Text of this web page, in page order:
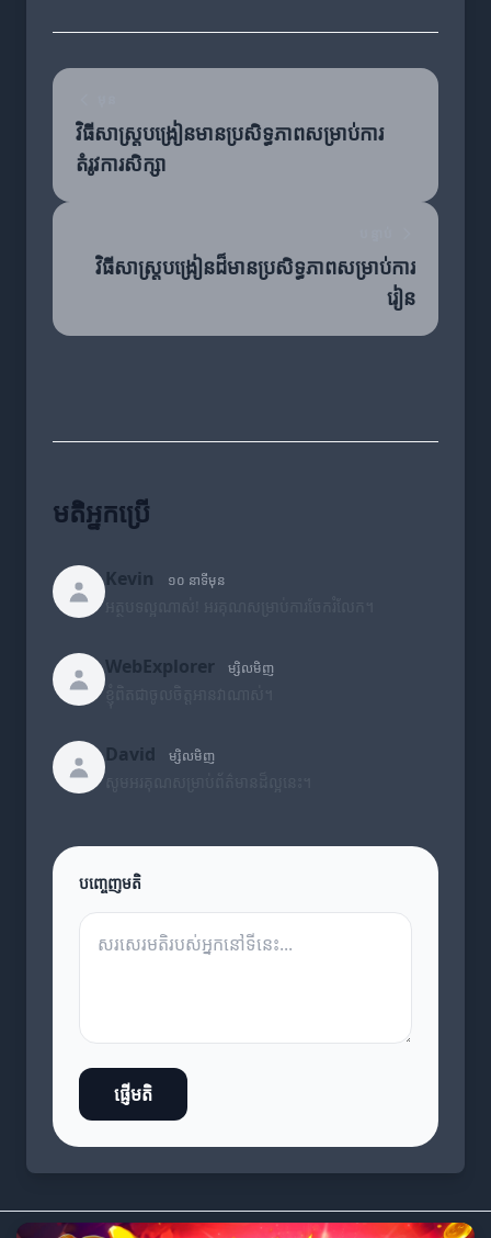
វិធីសាស្ត្របង្រៀនមានប្រសិទ្ធភាពសម្រាប់ការ
តំរូវការសិក្សា
វិធីសាស្ត្របង្រៀនដ៏មានប្រសិទ្ធភាពសម្រាប់ការ
រៀន
មតិអ្នកប្រើ
Kevin ១០ នាទីមុន
WebExplorer ម្សិលមិញ
David ម្សិលមិញ
បញ្ចេញមតិ
ផ្ញើមតិ